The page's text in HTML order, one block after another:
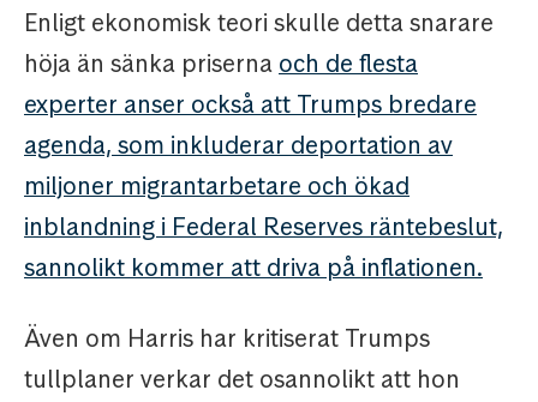
Enligt ekonomisk teori skulle detta snarare
höja än sänka priserna och de flesta
experter anser också att Trumps bredare
agenda, som inkluderar deportation av
miljoner migrantarbetare och ökad
inblandning i Federal Reserves räntebeslut,
sannolikt kommer att driva på inflationen.
Även om Harris har kritiserat Trumps
tullplaner verkar det osannolikt att hon